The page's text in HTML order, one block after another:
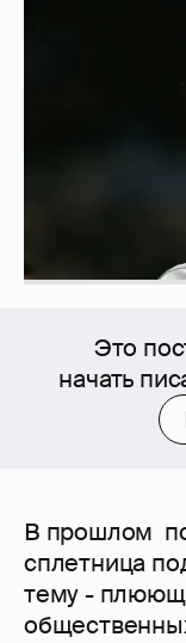
Это
начать
В прошлом
сплетница
тему -